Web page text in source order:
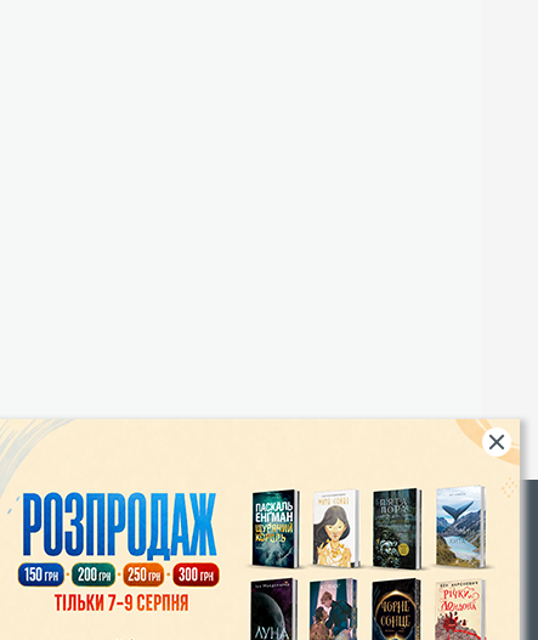
|
Інтернет-магазин «Видавництво Богдан»:
46018, м. Тернопіль, А/С 529